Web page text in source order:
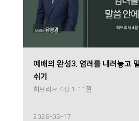
예배의 완성3. 염려를 내려놓고
쉬기
히브리서 4장 1-11절
2026-05-17